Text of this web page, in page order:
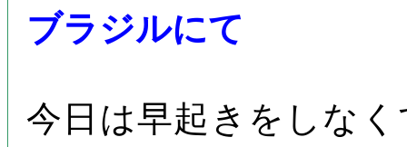
ブラジルにて
今日は早起きをしな